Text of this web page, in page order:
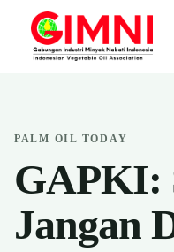
PALM OIL TODAY
GAPKI:
Jangan